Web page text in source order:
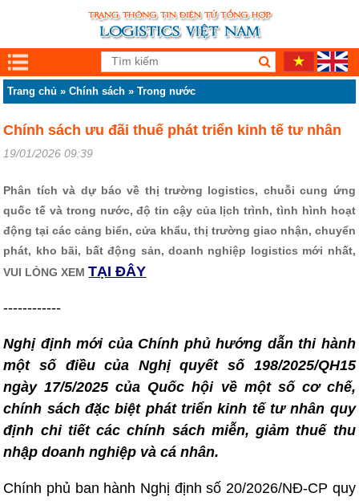
Trang chủ »Chính sách »Trong nước
Chính sách ưu đãi thuế phát triển kinh tế tư nhân
19/01/2026 09:39
Phân tích và dự báo về thị trường logistics, chuỗi cung ứng
quốc tế và trong nước, độ tin cậy của lịch trình, tình hình hoạt
động tại các cảng biển, cửa khẩu, thị trường giao nhận, chuyển
phát, kho bãi, bất động sản, doanh nghiệp logistics mới nhất,
VUI LÒNG XEM TẠI ĐÂY
------------
Nghị định mới của Chính phủ hướng dẫn thi hành
một số điều của Nghị quyết số 198/2025/QH15
ngày 17/5/2025 của Quốc hội về một số cơ chế,
chính sách đặc biệt phát triển kinh tế tư nhân quy
định chi tiết các chính sách miễn, giảm thuế thu
nhập doanh nghiệp và cá nhân.
Chính phủ ban hành Nghị định số 20/2026/NĐ-CP quy